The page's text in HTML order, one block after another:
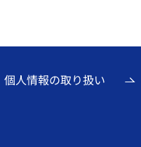
個人情報の取り扱い